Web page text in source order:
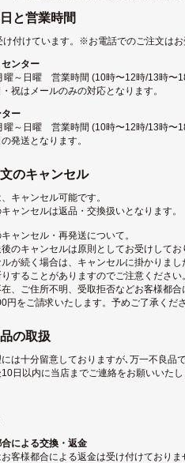
と営業時間
付けています。 ※お電話でのご注文はお
ンター
曜～日曜 営業時間 (10時〜12時/13時〜
祝はメールのみの対応となります。
ー
曜～日曜 営業時間 (10時〜12時/13時〜
発送となります。
のキャンセル
キャンセル可能です。
ャンセルは返品・交換扱いとなります。
ャンセル・再発送について。
のキャンセルは原則としてお受けしてお
が続く場合は、キャンセルに掛かりま
りすることがありますのでご注意ください。
、ご住所不明、受取拒否などお客様都
円をご請求いたします。予めご了承くださ
の取扱
は十分留意しておりますが､万一不良品
日以内に当店までご連絡をお願いいた
による交換・返金
客様都合による返金は受け付けておりま